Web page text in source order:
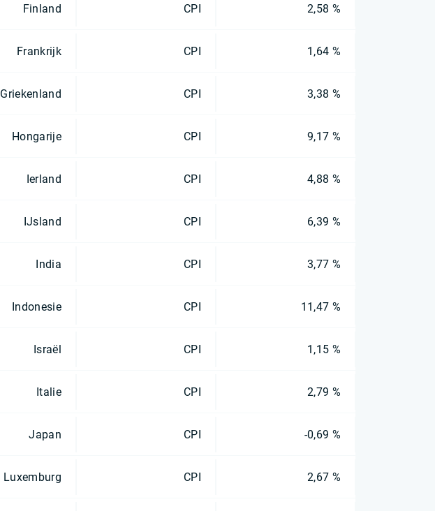
Finland CPI 2,58 %
Frankrijk CPI 1,64 %
Griekenland CPI 3,38 %
Hongarije CPI 9,17 %
Ierland CPI 4,88 %
IJsland CPI 6,39 %
India CPI 3,77 %
Indonesie CPI 11,47 %
Israël CPI 1,15 %
Italie CPI 2,79 %
Japan CPI -0,69 %
Luxemburg CPI 2,67 %